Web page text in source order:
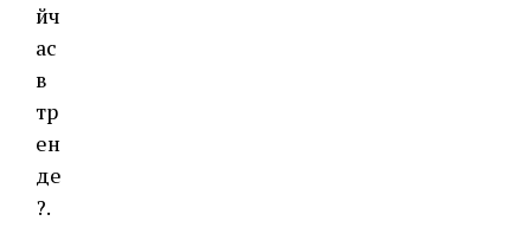
йч
ас
в
тр
ен
де
?.